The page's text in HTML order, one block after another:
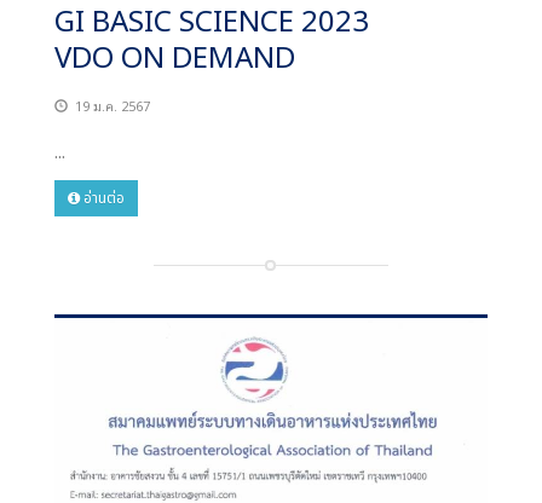
GI BASIC SCIENCE 2023
VDO ON DEMAND
19 ม.ค. 2567
...
อ่านต่อ